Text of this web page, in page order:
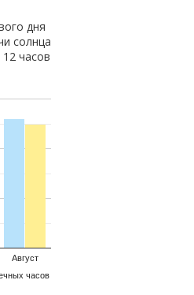
дня
солнца
часов
часов
Август